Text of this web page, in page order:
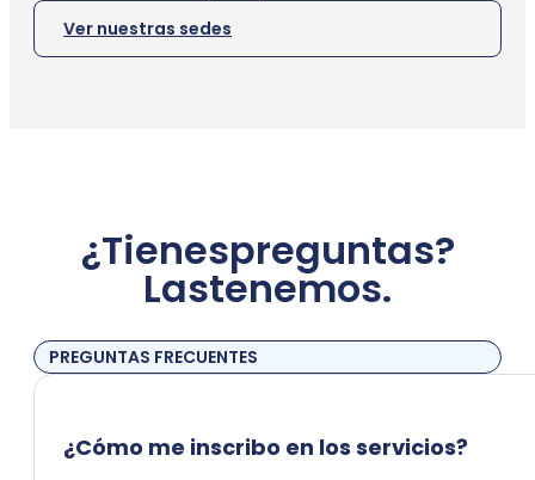
Ver nuestras sedes
¿Tienespreguntas?
Lastenemos.
PREGUNTAS FRECUENTES
¿Cómo me inscribo en los servicios?